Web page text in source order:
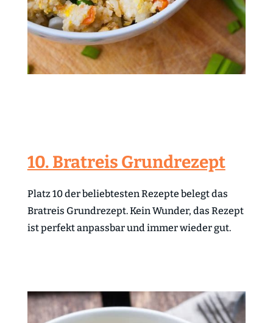
10. Bratreis Grundrezept
Platz 10 der beliebtesten Rezepte belegt das
Bratreis Grundrezept. Kein Wunder, das Rezept
ist perfekt anpassbar und immer wieder gut.